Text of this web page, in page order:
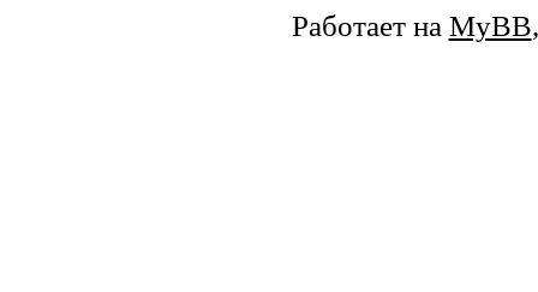
Работает на MyBB